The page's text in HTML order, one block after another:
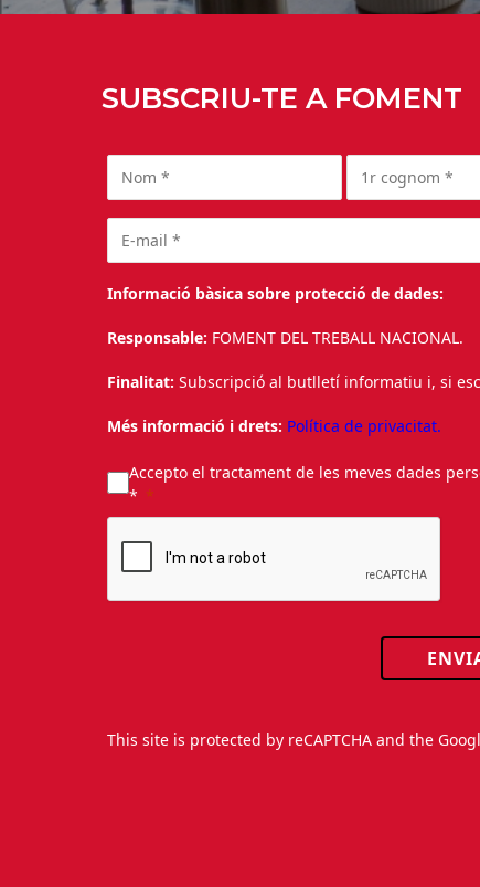
SUBSCRIU-TE A FOMENT
Informació bàsica sobre protecció de dades:
Responsable: FOMENT DEL TREBALL NACIONAL.
Finalitat: Subscripció al butlletí informatiu i, si
Més informació i drets: Política de privacitat.
Accepto el tractament de les meves dades
*
This site is protected by reCAPTCHA and the